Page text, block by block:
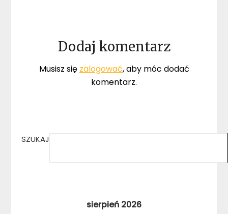
Dodaj komentarz
Musisz się zalogować, aby móc dodać
komentarz.
SZUKAJ
sierpień 2026